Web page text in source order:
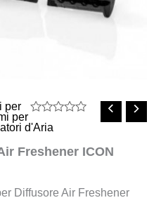
Valutato
0
5
per
per
d'Aria
Freshener ICON
Diffusore Air Freshener